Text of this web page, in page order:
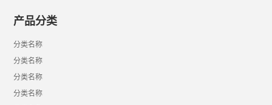
产品分类
分类名称
分类名称
分类名称
分类名称